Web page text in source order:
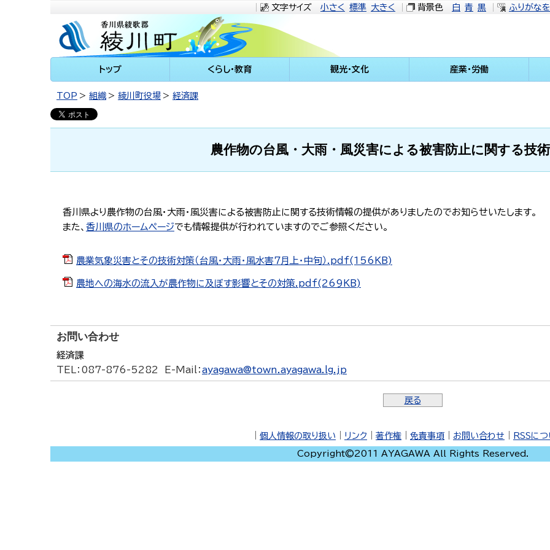
文字サイズ 小さく 標準 大きく 背景色 白 青 黒 ふりがな
川町
トップ くらし・教育 観光・文化 産業・労働
TOP 組織 綾川町役場 経済課
農作物の台風・大雨・風災害による被害防止に関する技
香川県より農作物の台風・大雨・風災害による被害防止に関する技術情報の提供がありましたのでお知らせいたします。
また、 香川県のホームページでも情報提供が行われていますのでご参照ください。
農業気象災害とその技術対策（台風・大雨・風水害７月上・中旬）.pdf(156KB)
農地への海水の流入が農作物に及ぼす影響とその対策.pdf(269KB)
お問い合わせ
経済課
TEL ：087-876-5282 E-Mail ： ayagawa@town.ayagawa.lg.jp
戻る
個人情報の取り扱い リンク 著作権 免責事項 お問い合わせ RSSにつ
Copyright©2011 AYAGAWA All Rights Reserved.